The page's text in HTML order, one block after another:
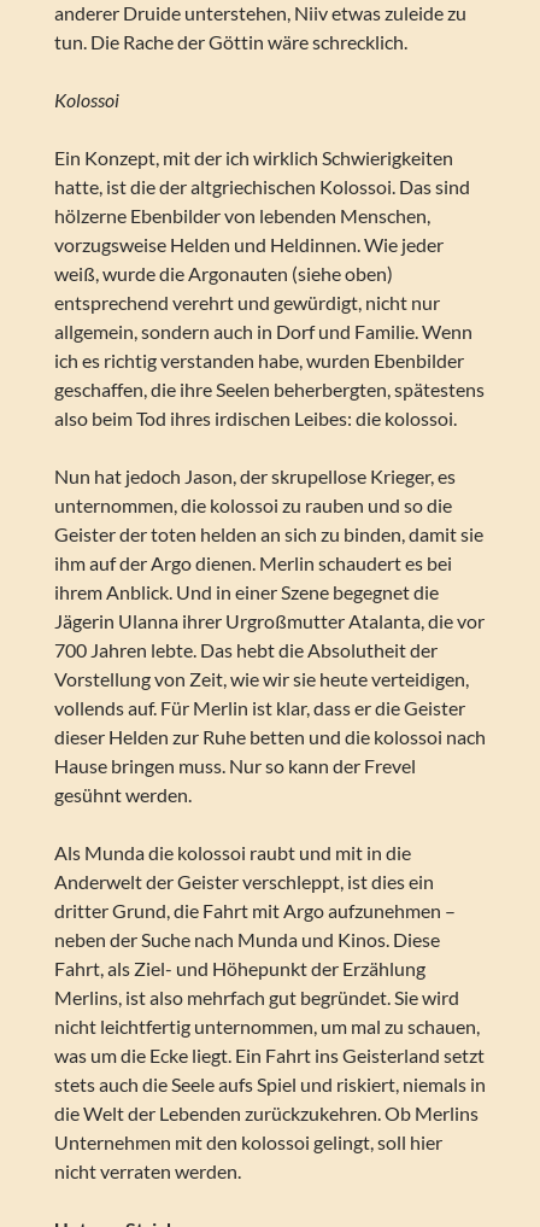
anderer Druide unterstehen, Niiv etwas zuleide zu
tun. Die Rache der Göttin wäre schrecklich.
Kolossoi
Ein Konzept, mit der ich wirklich Schwierigkeiten
hatte, ist die der altgriechischen Kolossoi. Das sind
hölzerne Ebenbilder von lebenden Menschen,
vorzugsweise Helden und Heldinnen. Wie jeder
weiß, wurde die Argonauten (siehe oben)
entsprechend verehrt und gewürdigt, nicht nur
allgemein, sondern auch in Dorf und Familie. Wenn
ich es richtig verstanden habe, wurden Ebenbilder
geschaffen, die ihre Seelen beherbergten, spätestens
also beim Tod ihres irdischen Leibes: die kolossoi.
Nun hat jedoch Jason, der skrupellose Krieger, es
unternommen, die kolossoi zu rauben und so die
Geister der toten helden an sich zu binden, damit sie
ihm auf der Argo dienen. Merlin schaudert es bei
ihrem Anblick. Und in einer Szene begegnet die
Jägerin Ulanna ihrer Urgroßmutter Atalanta, die vor
700 Jahren lebte. Das hebt die Absolutheit der
Vorstellung von Zeit, wie wir sie heute verteidigen,
vollends auf. Für Merlin ist klar, dass er die Geister
dieser Helden zur Ruhe betten und die kolossoi nach
Hause bringen muss. Nur so kann der Frevel
gesühnt werden.
Als Munda die kolossoi raubt und mit in die
Anderwelt der Geister verschleppt, ist dies ein
dritter Grund, die Fahrt mit Argo aufzunehmen –
neben der Suche nach Munda und Kinos. Diese
Fahrt, als Ziel- und Höhepunkt der Erzählung
Merlins, ist also mehrfach gut begründet. Sie wird
nicht leichtfertig unternommen, um mal zu schauen,
was um die Ecke liegt. Ein Fahrt ins Geisterland setzt
stets auch die Seele aufs Spiel und riskiert, niemals in
die Welt der Lebenden zurückzukehren. Ob Merlins
Unternehmen mit den kolossoi gelingt, soll hier
nicht verraten werden.